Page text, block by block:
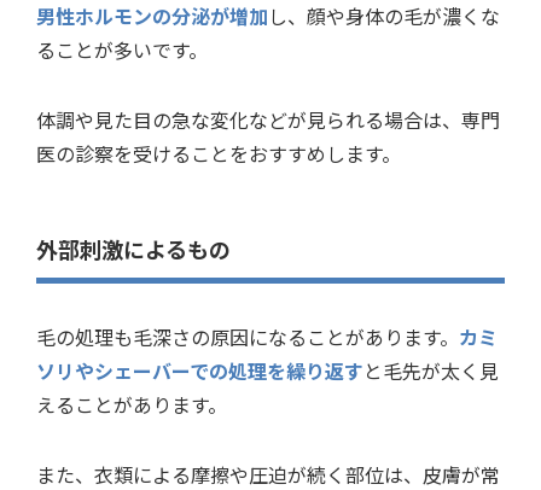
男性ホルモンの分泌が増加し、顔や身体の毛が濃くな
ることが多いです。
体調や見た目の急な変化などが見られる場合は、専門
医の診察を受けることをおすすめします。
外部刺激によるもの
毛の処理も毛深さの原因になることがあります。 カミ
ソリやシェーバーでの処理を繰り返すと毛先が太く見
えることがあります。
また、衣類による摩擦や圧迫が続く部位は、皮膚が常